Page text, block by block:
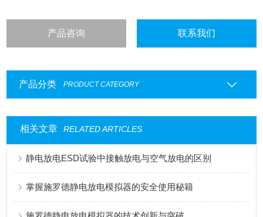
产品咨询 联系我们
产品分类 PRODUCT CATEGORY
相关文章 RELATED ARTICLES
静电放电ESD试验中接触放电与空气放电的区别
掌握施罗德静电放电模拟器的安全使用秘籍